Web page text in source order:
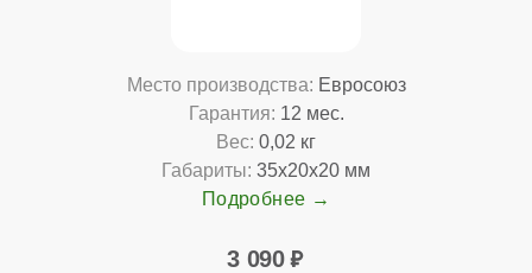
Место производства: Евросоюз
Гарантия: 12 мес.
Вес: 0,02 кг
Габариты: 35x20x20 мм
Подробнее
3 090